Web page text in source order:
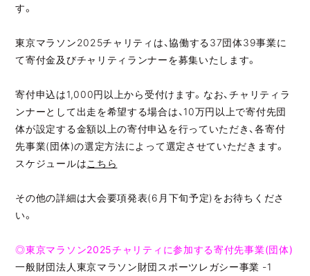
JP EN
JP
す。
東京マラソン2025チャリティは、協働する37団体39事業に
て寄付金及びチャリティランナーを募集いたします。
寄付申込は1,000円以上から受付けます。なお、チャリティラ
ンナーとして出走を希望する場合は、10万円以上で寄付先団
体が設定する金額以上の寄付申込を行っていただき、各寄付
先事業(団体)の選定方法によって選定させていただきます。
スケジュールはこちら
その他の詳細は大会要項発表(6月下旬予定)をお待ちくださ
い。
◎東京マラソン2025チャリティに参加する寄付先事業(団体)
一般財団法人東京マラソン財団スポーツレガシー事業 -1